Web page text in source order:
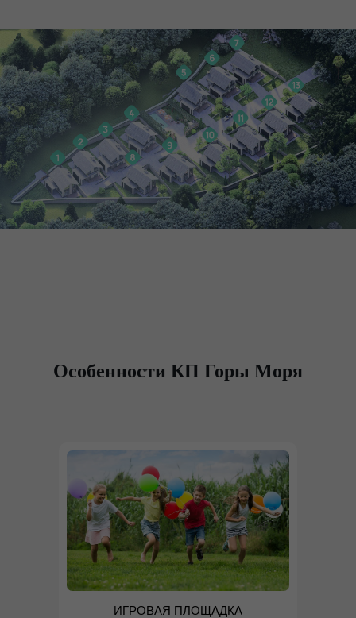
Особенности КП Горы Моря
ИГРОВАЯ ПЛОЩАДКА